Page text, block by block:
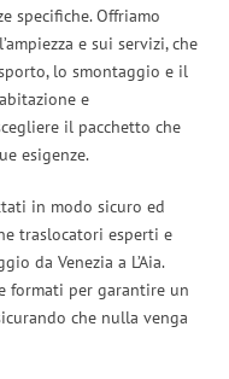
specifiche. Offriamo
e sui servizi, che
lo smontaggio e il
e
il pacchetto che
esigenze.
in modo sicuro ed
traslocatori esperti e
da Venezia a L’Aia.
formati per garantire un
che nulla venga